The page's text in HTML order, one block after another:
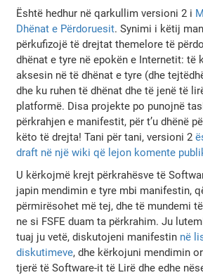
Është hedhur në qarkullim versioni 2 i
Dhënat e Përdoruesit. Synimi i këtij
përkufizojë të drejtat themelore të
dhënat e tyre në epokën e Internetit: të
aksesin në të dhënat e tyre (dhe
dhe ku ruhen të dhënat dhe të jenë të
platformë. Disa projekte po punojnë
përkrahjen e manifestit, për t’u dhënë
këto të drejta! Tani për tani, versioni 2
draft në një wiki që lejon komente
U kërkojmë krejt përkrahësve të
japin mendimin e tyre mbi manifestin,
përmirësohet më tej, dhe të mundemi
ne si FSFE duam ta përkrahim. Ju
tuaj ju vetë, diskutojeni manifestin në
diskutimeve, dhe kërkojuni mendimin
tjerë të Software-it të Lirë dhe edhe